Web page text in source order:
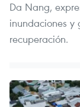
Da Nang,
inundaciones
recuperación.